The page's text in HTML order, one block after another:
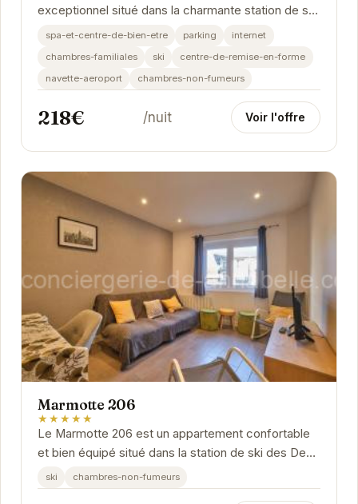
exceptionnel situé dans la charmante station de ski
des Deux Alpes. Avec ses équipements haut de
spa-et-centre-de-bien-etre parking
internet
chambres-familiales
ski
centre-de-remise-en-forme
navette-aeroport
chambres-non-fumeurs
218€ /nuit Voir l'offre
Marmotte 206
★★★★★
Le Marmotte 206 est un appartement confortable
et bien équipé situé dans la station de ski des Deux
Alpes. Il offre un accès facile aux pistes de...
ski chambres-non-fumeurs